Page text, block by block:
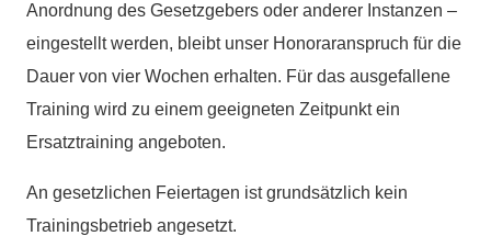
Anordnung des Gesetzgebers oder anderer Instanzen –
eingestellt werden, bleibt unser Honoraranspruch für die
Dauer von vier Wochen erhalten. Für das ausgefallene
Training wird zu einem geeigneten Zeitpunkt ein
Ersatztraining angeboten.
An gesetzlichen Feiertagen ist grundsätzlich kein
Trainingsbetrieb angesetzt.